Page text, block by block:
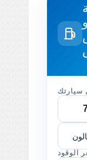
سيارتك
الوقود